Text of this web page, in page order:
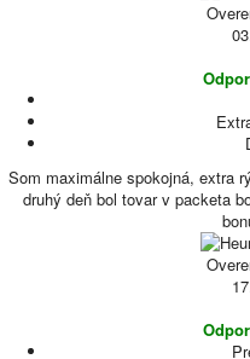
Som maximálne spokojná, extra
druhý deň bol tovar v packeta